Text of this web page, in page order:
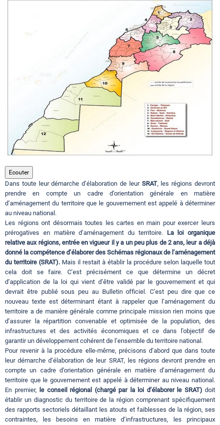
Régions
Evenements
Contact
Ecouter
Dans toute leur démarche d’élaboration de leur SRAT, les régions devront
prendre en compte un cadre d’orientation générale en matière
d’aménagement du territoire que le gouvernement est appelé à déterminer
au niveau national.
Les régions ont désormais toutes les cartes en main pour exercer leurs
prérogatives en matière d’aménagement du territoire. La loi organique
relative aux régions, entrée en vigueur il y a un peu plus de 2 ans, leur a déjà
donné la compétence d’élaborer des Schémas régionaux de l’aménagement
du territoire (SRAT). Mais il restait à établir la procédure selon laquelle tout
cela doit se faire. C’est précisément ce que détermine un décret
d’application de la loi qui vient d’être validé par le gouvernement et qui
devrait être publié sous peu au Bulletin officiel. C’est peu dire que ce
nouveau texte est déterminant étant à rappeler que l’aménagement du
territoire a de manière générale comme principale mission rien moins que
d’assurer la répartition convenable et optimisée de la population, des
infrastructures et des activités économiques et ce dans l’objectif de
garantir un développement cohérent de l’ensemble du territoire national.
Pour revenir à la procédure elle-même, précisons d’abord que dans toute
leur démarche d’élaboration de leur SRAT, les régions devront prendre en
compte un cadre d’orientation générale en matière d’aménagement du
territoire que le gouvernement est appelé à déterminer au niveau national.
En premier, le conseil régional (chargé par la loi d’élaborer le SRAT) doit
établir un diagnostic du territoire de la région comprenant spécifiquement
des rapports sectoriels détaillant les atouts et faiblesses de la région, ses
contraintes, les besoins en matière d’infrastructures, les principaux